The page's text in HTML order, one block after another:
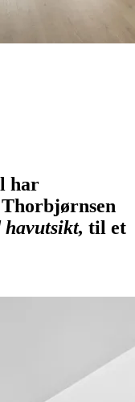
har
til et